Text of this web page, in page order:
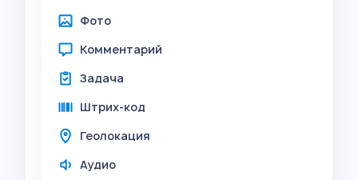
Фото
Комментарий
Задача
Штрих-код
Геолокация
Аудио